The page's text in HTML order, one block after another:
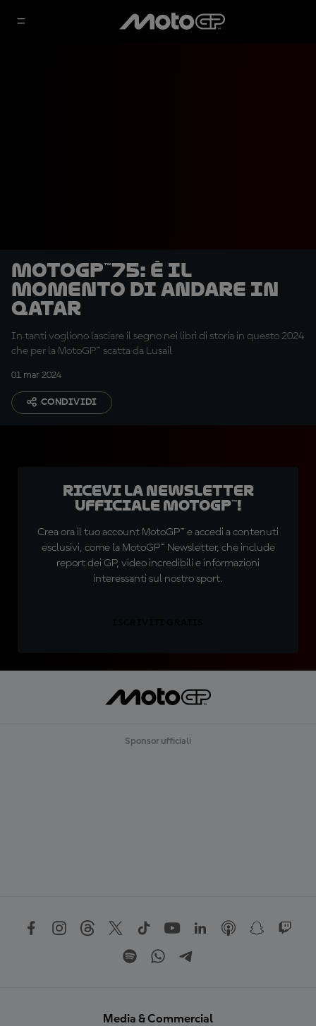
MotoGP™75: è il
momento di andare in
Qatar
In tanti vogliono lasciare il segno nei libri di storia in questo 2024
che per la MotoGP™ scatta da Lusail
01 mar 2024
CONDIVIDI
Ricevi la newsletter
ufficiale MotoGP™!
Crea ora il tuo account MotoGP™ e accedi a contenuti
esclusivi, come la MotoGP™ Newsletter, che include
report dei GP, video incredibili e informazioni
interessanti sul nostro sport.
Sponsor ufficiali
Media & Commercial